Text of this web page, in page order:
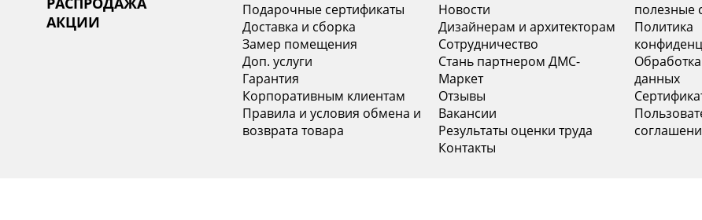
КОЛЛЕКЦИИ
НОВИНКИ
Оплата
О ценах и скидках
Подарочные сертификаты
Доставка и сборка
Замер помещения
Доп. услуги
Гарантия
Корпоративным клиентам
История
Нам доверяют
Новости
Дизайнерам и архитекторам
Сотрудничество
Стань партнером ДМС-
Маркет
Отзывы
Вакансии
полезные
Политика
данных